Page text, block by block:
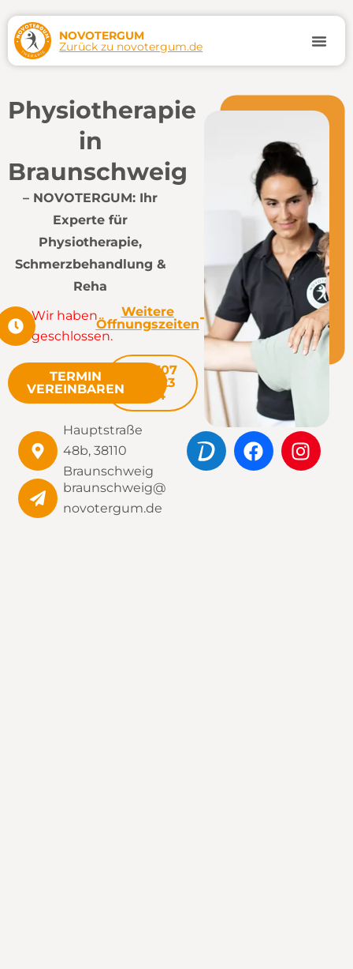
Inhalt
springen
NOVOTERGUM
Zurück zu novotergum.de
Physiotherapie
in
Braunschweig
– NOVOTERGUM: Ihr
Experte für
Physiotherapie,
Schmerzbehandlung &
Reha
Wir haben
geschlossen.
Weitere
Öffnungszeiten
TERMIN
VEREINBAREN
05307
911 23
04
Hauptstraße
48b, 38110
Braunschweig
braunschweig@
novotergum.de